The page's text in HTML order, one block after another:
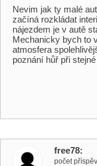
Nevim jak ty malé
začíná rozkládat
nájezdem je v autě
Mechanicky bych to
atmosfera
poznání hůř při
free78
počet